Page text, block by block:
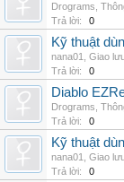
Drograms
Trả lời:
0
Kỹ thuật
nana01
Giao
Trả lời:
0
Diablo
Drograms
Trả lời:
0
Kỹ thuật
nana01
Giao
Trả lời:
0